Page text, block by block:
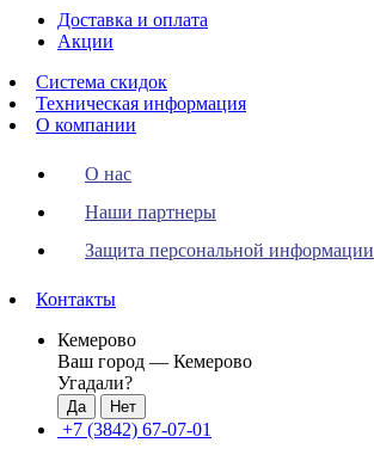
Доставка и оплата
Акции
Система скидок
Техническая информация
О компании
О нас
Наши партнеры
Защита персональной информации
Контакты
Кемерово
Ваш город — Кемерово
Угадали?
+7 (3842) 67-07-01